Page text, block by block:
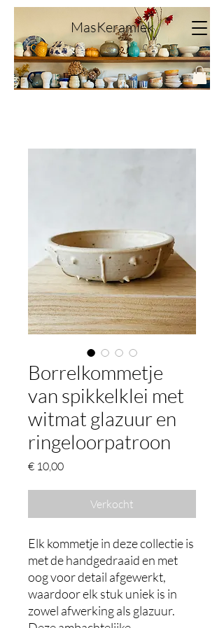
MasKeramiek
Borrelkommetje
van spikkelklei met
witmat glazuur en
ringeloorpatroon
€ 10,00Prijs
Verkocht
Elk kommetje in deze collectie is
met de handgedraaid en met
oog voor detail afgewerkt,
waardoor elk stuk uniek is in
zowel afwerking als glazuur.